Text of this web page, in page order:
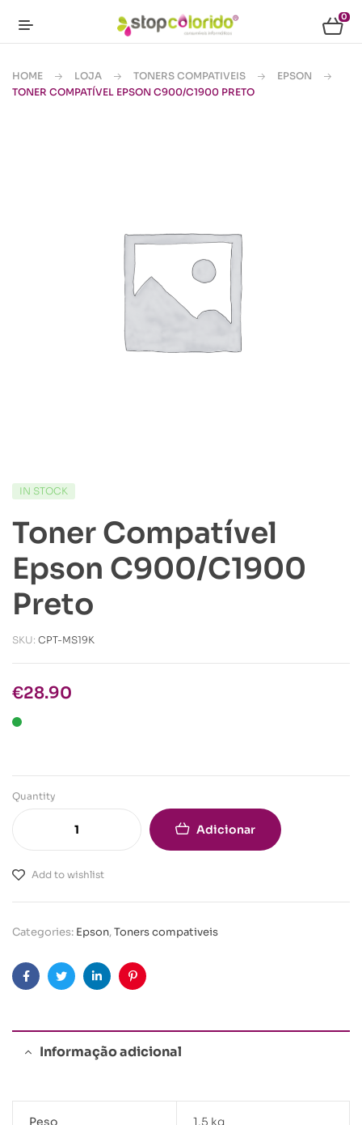
0
HOME LOJA TONERS COMPATIVEIS
EPSON
TONER COMPATÍVEL EPSON C900/C1900 PRETO
IN STOCK
Toner Compatível
Epson C900/C1900
Preto
SKU: CPT-MS19K
€28.90
Quantity
Adicionar
Add to wishlist
Categories: Epson,Toners compativeis
FacebookTwitterLinkedinPinterest
Informação adicional
Peso 1.5 kg